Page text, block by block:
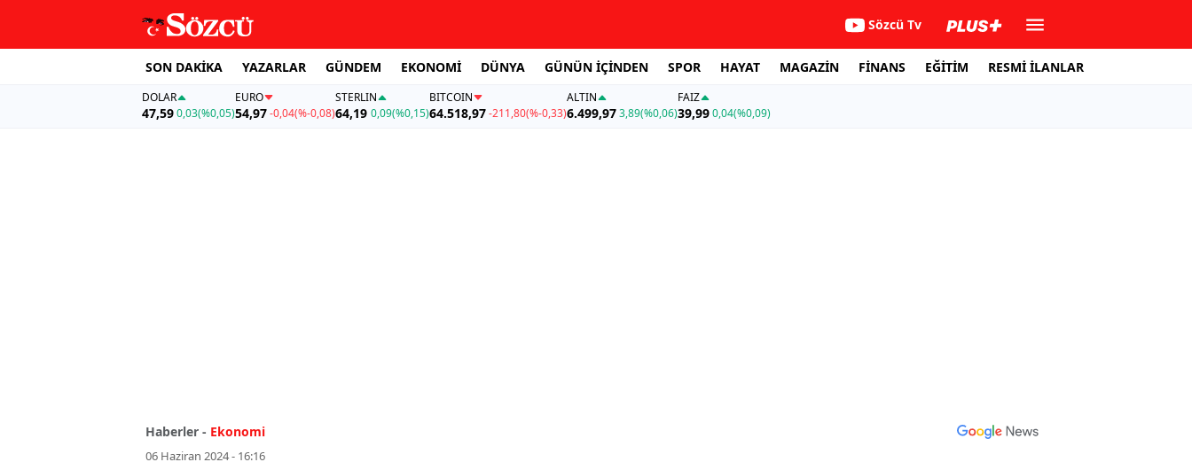
Sözcü Tv
SON DAKİKA YAZARLAR GÜNDEM EKONOMİ DÜNYA GÜNÜN İÇİNDEN SPOR HAYAT MAGAZİN FİNANS EĞİTİM RESMİ İLANLAR
DOLAR
47,590,03(%0,05)
EURO
54,97 -0,04(%-0,08)
STERLIN
64,19 0,09(%0,15)
BITCOIN
64.518,97-211,80(%-0,33)
ALTIN
6.499,973,89(%0,06)
FAİZ
39,990,04(%0,09)
Haberler - Ekonomi
06 Haziran 2024 - 16:16